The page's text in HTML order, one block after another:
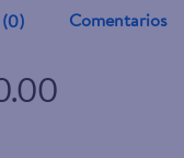
(0) Comentarios